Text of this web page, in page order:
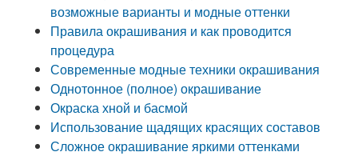
возможные варианты и модные оттенки
Правила окрашивания и как проводится
процедура
Современные модные техники окрашивания
Однотонное (полное) окрашивание
Окраска хной и басмой
Использование щадящих красящих составов
Сложное окрашивание яркими оттенками